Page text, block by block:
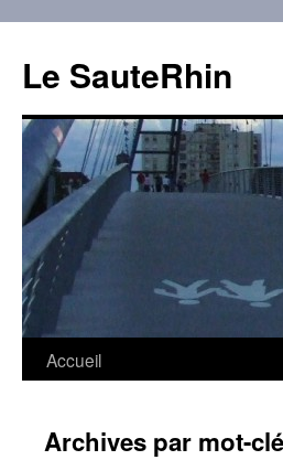
contenu
Le SauteRhin
Accueil
Archives par mot-